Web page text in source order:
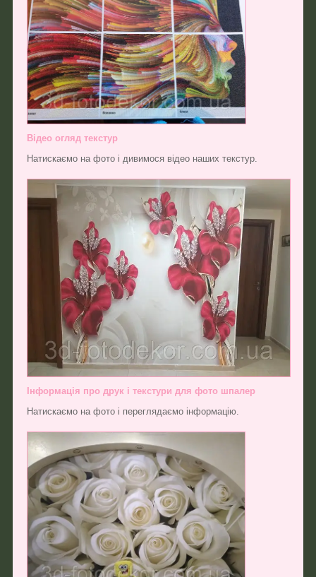
Відео огляд текстур
Натискаємо на фото і дивимося відео наших текстур.
Інформація про друк і текстури для фото шпалер
Натискаємо на фото і переглядаємо інформацію.